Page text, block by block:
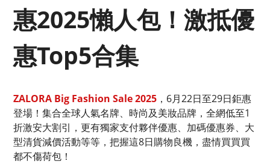
惠2025懶人包！激抵優
惠Top5合集
ZALORA Big Fashion Sale 2025 ，6月22日至29日鉅惠
登場！集合全球人氣名牌、時尚及美妝品牌，全網低至1
折激安大割引，更有獨家支付夥伴優惠、加碼優惠券、大
型清貨減價活動等等，把握這8日購物良機，盡情買買買
都不傷荷包！